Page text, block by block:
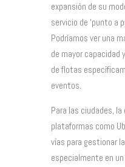
expansión de su
servicio de ‘punto a
Podríamos ver una
de mayor capacidad
de flotas
eventos.
Para las ciudades,
plataformas como
vías para gestionar
especialmente en